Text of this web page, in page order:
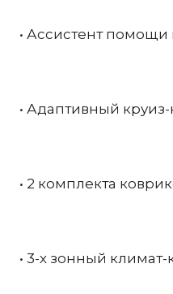
• Ассистент
• Адаптивный
• 2 комплекта
• 3-х зонный климат-